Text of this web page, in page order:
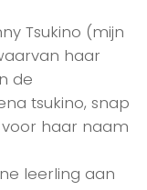
Tsukino (mijn
haar
de
tsukino, snap
haar naam
leerling aan